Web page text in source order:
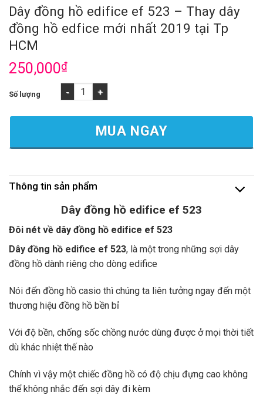
Dây đồng hồ edifice ef 523 – Thay dây
đồng hồ edfice mới nhất 2019 tại Tp
HCM
250,000₫
Dây đồng hồ edifice ef 523 - Thay dây đồng hồ edfice mới
MUA NGAY
Thông tin sản phẩm
Dây đồng hồ edifice ef 523
Đôi nét về dây đồng hồ edifice ef 523
Dây đồng hồ edifice ef 523, là một trong những sợi dây
đồng hồ dành riêng cho dòng edifice
Nói đến đồng hồ casio thì chúng ta liên tưởng ngay đến một
thương hiệu đồng hồ bền bỉ
Với độ bền, chống sốc chồng nước dùng được ở mọi thời tiết
dù khác nhiệt thế nào
Chính vì vậy một chiếc đồng hồ có độ chịu đựng cao không
thể không nhắc đến sợi dây đi kèm